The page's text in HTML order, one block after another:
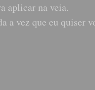
aplicar na veia.
a vez que eu quiser